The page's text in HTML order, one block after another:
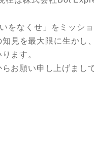
をなくせ」をミッシ
見を最大限に生かし
ます。
お願い申し上げまし